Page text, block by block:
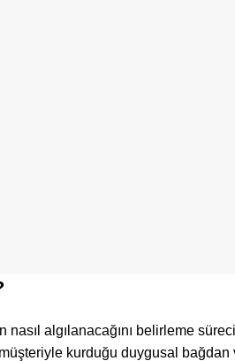
algılanacağını belirleme
kurduğu duygusal bağdan